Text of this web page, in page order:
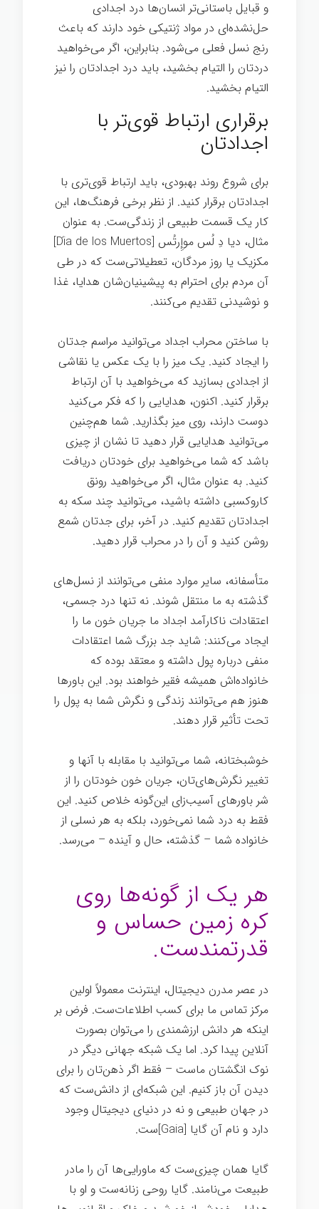
و قبایل باستانی‌تر انسان‌ها درد اجدادی
حل‌نشده‌ای در مواد ژنتیکی خود دارند که باعث
رنج نسل فعلی می‌شود. بنابراین، اگر می‌خواهید
دردتان را التیام بخشید، باید درد اجدادتان را نیز
التیام بخشید.
برقراری ارتباط قوی‌تر با
اجدادتان
برای شروع روند بهبودی، باید ارتباط قوی‌تری با
اجدادتان برقرار کنید. از نظر برخی فرهنگ‌ها، این
کار یک قسمت طبیعی از زندگی‌ست. به عنوان
مثال، دیا دِ لُس موإِرتُس [Día de los Muertos]
مکزیک یا روز مردگان، تعطیلاتی‌ست که در طی
آن مردم برای احترام به پیشینیان‌شان هدایا، غذا
و نوشیدنی تقدیم می‌کنند.
با ساختن محراب اجداد می‌توانید مراسم جدتان
را ایجاد کنید. یک میز را با یک عکس یا نقاشی
از اجدادی بسازید که می‌خواهید با آن ارتباط
برقرار کنید. اکنون، هدایایی را که فکر می‌کنید
دوست دارند، روی میز بگذارید. شما هم‌چنین
می‌توانید هدایایی قرار دهید تا نشان از چیزی
باشد که شما می‌خواهید برای خودتان دریافت
کنید. به عنوان مثال، اگر می‌خواهید رونق
کاروکسبی داشته باشید، می‌توانید چند سکه به
اجدادتان تقدیم کنید. در آخر، برای جدتان شمع
روشن کنید و آن را در محراب قرار دهید.
متأسفانه، سایر موارد منفی می‌توانند از نسل‌های
گذشته به ما منتقل شوند. نه تنها درد جسمی،
اعتقادات ناکارآمد اجداد ما جریان خون ما را
ایجاد می‌کنند: شاید جد بزرگ شما اعتقادات
منفی درباره پول داشته و معتقد بوده که
خانواده‌اش همیشه فقیر خواهند بود. این باورها
هنوز هم می‌توانند زندگی و نگرش شما به پول را
تحت تأثیر قرار دهند.
خوشبختانه، شما می‌توانید با مقابله با آنها و
تغییر نگرش‌های‌تان، جریان خون خودتان را از
شر باورهای آسیب‌زای این‌گونه خلاص کنید. این
فقط به درد شما نمی‌خورد، بلکه به هر نسلی از
خانواده شما – گذشته، حال و آینده – می‌رسد.
هر یک از گونه‌ها روی
کره زمین حساس و
قدرتمندست.
در عصر مدرن دیجیتال، اینترنت معمولاً اولین
مرکز تماس ما برای کسب اطلاعات‌ست. فرض بر
اینکه هر دانش ارزشمندی را می‌توان بصورت
آنلاین پیدا کرد. اما یک شبکه جهانی دیگر در
نوک انگشتان ماست – فقط اگر ذهن‌تان را برای
دیدن آن باز کنیم. این شبکه‌ای از دانش‌ست که
در جهان طبیعی و نه در دنیای دیجیتال وجود
دارد و نام آن گایا [Gaia]ست.
گایا همان چیزی‌ست که ماورایی‌ها آن را مادر
طبیعت می‌نامند. گایا روحی زنانه‌ست و او با